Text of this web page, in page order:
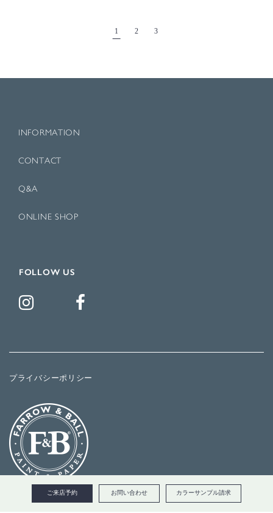
ご来店予約 お問い合わせ カラーサンプル請求
1 2 3
INFORMATION
CONTACT
Q&A
ONLINE SHOP
FOLLOW US
プライバシーポリシー